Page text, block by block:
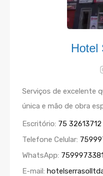
Hotel
Serviços de excelente
única e mão de obra
Escritório: 75 32613712
Telefone Celular:
WhatsApp:
E-mail: